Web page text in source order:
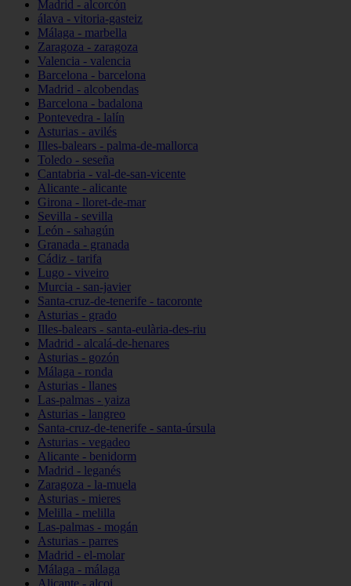
Madrid - alcorcón
álava - vitoria-gasteiz
Málaga - marbella
Zaragoza - zaragoza
Valencia - valencia
Barcelona - barcelona
Madrid - alcobendas
Barcelona - badalona
Pontevedra - lalín
Asturias - avilés
Illes-balears - palma-de-mallorca
Toledo - seseña
Cantabria - val-de-san-vicente
Alicante - alicante
Girona - lloret-de-mar
Sevilla - sevilla
León - sahagún
Granada - granada
Cádiz - tarifa
Lugo - viveiro
Murcia - san-javier
Santa-cruz-de-tenerife - tacoronte
Asturias - grado
Illes-balears - santa-eulària-des-riu
Madrid - alcalá-de-henares
Asturias - gozón
Málaga - ronda
Asturias - llanes
Las-palmas - yaiza
Asturias - langreo
Santa-cruz-de-tenerife - santa-úrsula
Asturias - vegadeo
Alicante - benidorm
Madrid - leganés
Zaragoza - la-muela
Asturias - mieres
Melilla - melilla
Las-palmas - mogán
Asturias - parres
Madrid - el-molar
Málaga - málaga
Alicante - alcoi